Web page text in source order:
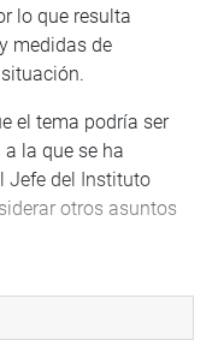
lo que resulta
medidas de
el tema podría ser
la que se ha
Jefe del Instituto
otros asuntos
Miyashiro Arashiro